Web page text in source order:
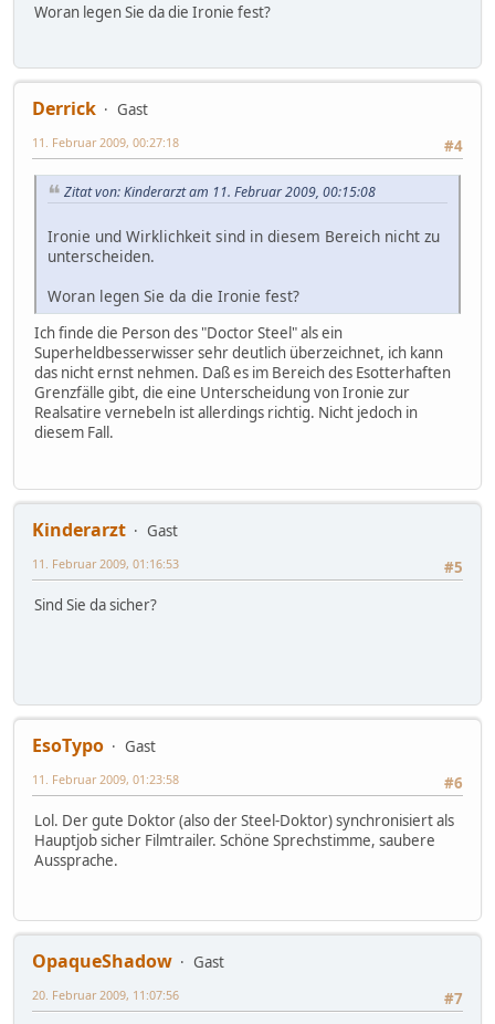
Woran legen Sie da die Ironie fest?
Derrick
Gast
#4
11. Februar 2009, 00:27:18
Zitat von: Kinderarzt am 11. Februar 2009, 00:15:08
Ironie und Wirklichkeit sind in diesem Bereich nicht zu
unterscheiden.
Woran legen Sie da die Ironie fest?
Ich finde die Person des "Doctor Steel" als ein
Superheldbesserwisser sehr deutlich überzeichnet, ich kann
das nicht ernst nehmen. Daß es im Bereich des Esotterhaften
Grenzfälle gibt, die eine Unterscheidung von Ironie zur
Realsatire vernebeln ist allerdings richtig. Nicht jedoch in
diesem Fall.
Kinderarzt
Gast
#5
11. Februar 2009, 01:16:53
Sind Sie da sicher?
EsoTypo
Gast
#6
11. Februar 2009, 01:23:58
Lol. Der gute Doktor (also der Steel-Doktor) synchronisiert als
Hauptjob sicher Filmtrailer. Schöne Sprechstimme, saubere
Aussprache.
OpaqueShadow
Gast
#7
20. Februar 2009, 11:07:56